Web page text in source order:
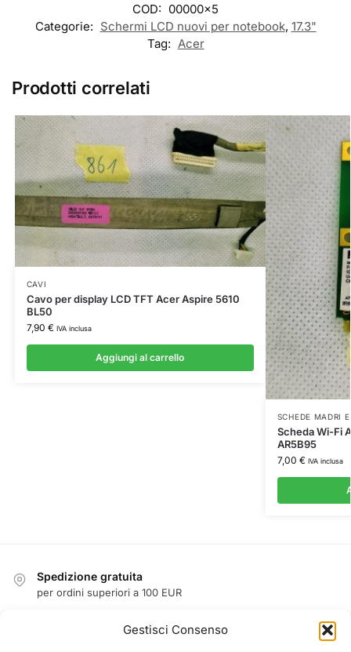
Gestisci Consenso
COD: 00000x5
Categorie: Schermi LCD nuovi per notebook, 17.3"
Tag: Acer
Prodotti correlati
CAVI
Cavo per display LCD TFT Acer Aspire 5610
BL50
7,90 € IVA inclusa
Aggiungi al carrello
SCHEDE MADRI
Scheda Wi-Fi
AR5B95
7,00 € IVA inclusa
Spedizione gratuita
per ordini superiori a 100 EUR
garanzia di rimborso